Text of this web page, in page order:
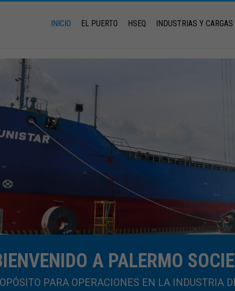
INICIO EL PUERTO HSEQ INDUSTRIAS Y CARGAS
A PALERMO
PARA OPERACIONES EN LA INDUSTRIA